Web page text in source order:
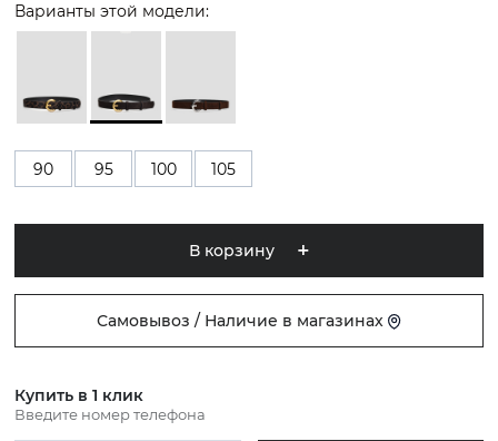
Варианты этой модели:
90 95 100 105
В корзину
Самовывоз / Наличие в магазинах
Купить в 1 клик
Введите номер телефона